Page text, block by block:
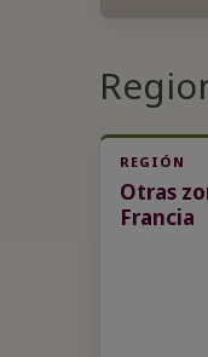
REGIÓN
Otras
Francia